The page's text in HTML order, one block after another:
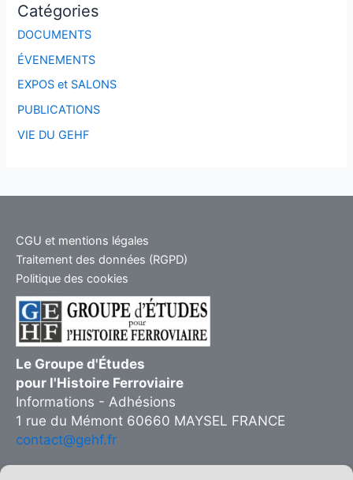
Catégories
DOCUMENTS
ÉVENEMENTS
EXPOS et SALONS
PUBLICATIONS
VIE DU GEHF
CGU et mentions légales
Traitement des données (RGPD)
Politique des cookies
Le Groupe d'Études
pour l'Histoire Ferroviaire
Informations - Adhésions
1 rue du Mémont 60660 MAYSEL FRANCE
contact@gehf.fr